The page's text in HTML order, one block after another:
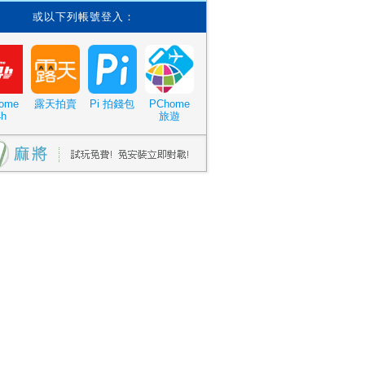
或以下列帳號登入：
露天拍賣 Pi 拍錢包
PChome
旅遊